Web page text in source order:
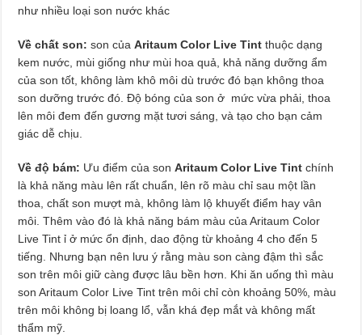
như nhiều loại son nước khác
Về chất son:son củaAritaum Color Live Tintthuộc dạng
kem nước, mùi giống như mùi hoa quả, khả năng dưỡng ẩm
của son tốt, không làm khô môi dù trước đó bạn không thoa
son dưỡng trước đó. Độ bóng của son ở mức vừa phải, thoa
lên môi đem đến gương mặt tươi sáng, và tạo cho bạn cảm
giác dễ chịu.
Về độ bám: Ưu điểm của sonAritaum Color Live Tint chính
là khả năng màu lên rất chuẩn, lên rõ màu chỉ sau một lần
thoa, chất son mượt mà, không làm lộ khuyết điểm hay vân
môi. Thêm vào đó là khả năng bám màu của Aritaum Color
Live Tint ỉ ở mức ổn định, dao động từ khoảng 4 cho đến 5
tiếng. Nhưng bạn nên lưu ý rằng màu son càng đậm thì sắc
son trên môi giữ càng được lâu bền hơn. Khi ăn uống thì màu
son Aritaum Color Live Tint trên môi chỉ còn khoảng 50%, màu
trên môi không bị loang lổ, vẫn khá đẹp mắt và không mất
thẩm mỹ.